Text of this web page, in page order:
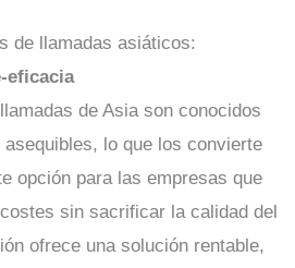
de llamadas asiáticos:
eficacia
de Asia son conocidos
lo que los convierte
opción para las empresas que
sin sacrificar la calidad del
ofrece una solución rentable,